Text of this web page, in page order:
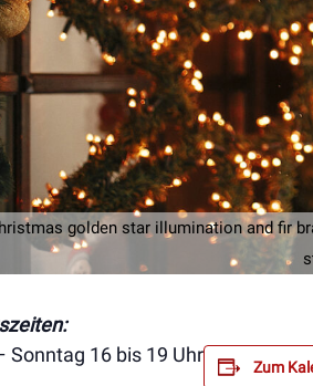
golden star illumination and fir
Sonntag 16 bis 19 Uhr
Zum